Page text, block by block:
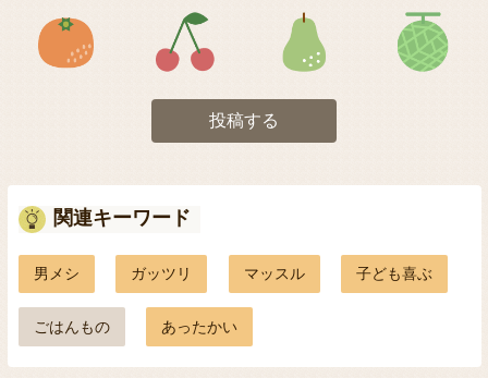
アイコン5 アイコン6 アイコン7
投稿する
関連キーワード
男メシ ガッツリ マッスル 子ども喜ぶ
ごはんもの あったかい